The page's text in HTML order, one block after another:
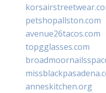
petshopallston.com
avenue26tacos.com
topgglasses.com
anneskitchen.org